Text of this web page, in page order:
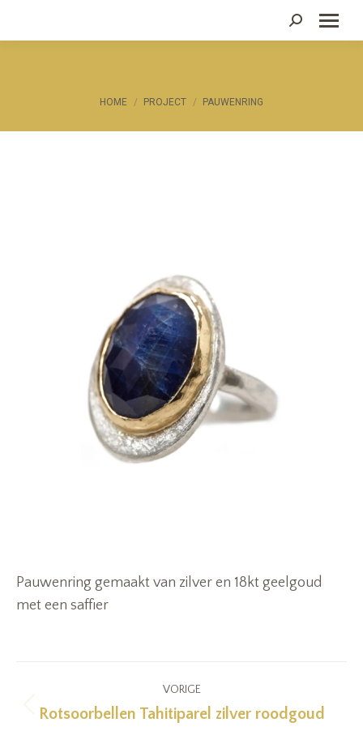
Zoeken:
Je bent hier:
HOME PROJECT PAUWENRING
Pauwenring gemaakt van zilver en 18kt geelgoud
met een saffier
navigation
VORIGE
Previous
Rotsoorbellen Tahitiparel zilver roodgoud